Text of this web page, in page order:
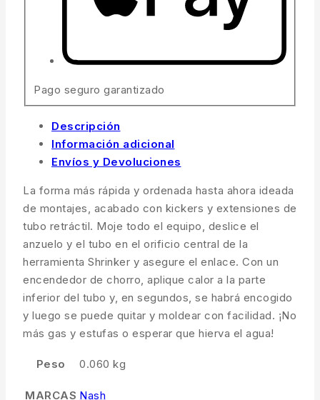
Pago seguro garantizado
Descripción
Información adicional
Envíos y Devoluciones
La forma más rápida y ordenada hasta ahora ideada
de montajes, acabado con kickers y extensiones de
tubo retráctil. Moje todo el equipo, deslice el
anzuelo y el tubo en el orificio central de la
herramienta Shrinker y asegure el enlace. Con un
encendedor de chorro, aplique calor a la parte
inferior del tubo y, en segundos, se habrá encogido
y luego se puede quitar y moldear con facilidad. ¡No
más gas y estufas o esperar que hierva el agua!
Peso 0.060 kg
MARCAS Nash